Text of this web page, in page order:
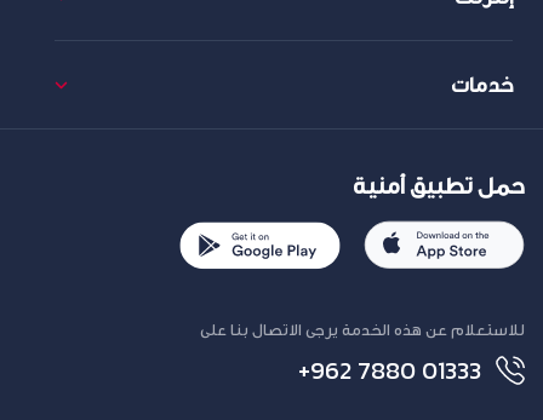
خدمات
حمل تطبيق أمنية
للاستعلام عن هذه الخدمة يرجى الاتصال بنا على
+962 7880 01333